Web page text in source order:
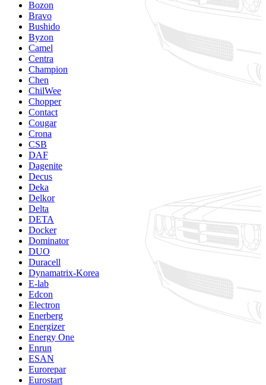
Bozon
Bravo
Bushido
Byzon
Camel
Centra
Champion
Chen
ChilWee
Chopper
Contact
Cougar
Crona
CSB
DAF
Dagenite
Decus
Deka
Delkor
Delta
DETA
Docker
Dominator
DUO
Duracell
Dynamatrix-Korea
E-lab
Edcon
Electron
Enerberg
Energizer
Energy One
Enrun
ESAN
Eurorepar
Eurostart